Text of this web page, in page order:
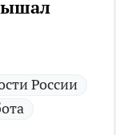
России